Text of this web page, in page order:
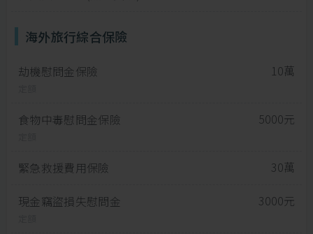
海外旅行綜合保險
劫機慰問金保險 10萬
食物中毒慰問金保險 5000元
緊急救援費用保險 30萬
現金竊盜損失慰問金 3000元